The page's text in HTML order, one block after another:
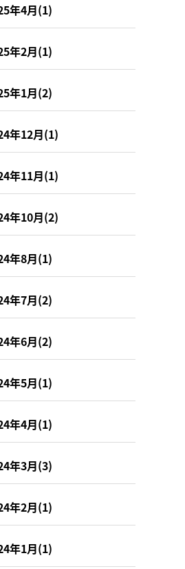
年4月(1)
年2月(1)
年1月(2)
年12月(1)
年11月(1)
年10月(2)
年8月(1)
年7月(2)
年6月(2)
年5月(1)
年4月(1)
年3月(3)
年2月(1)
年1月(1)